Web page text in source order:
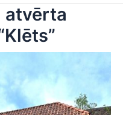
atvērta